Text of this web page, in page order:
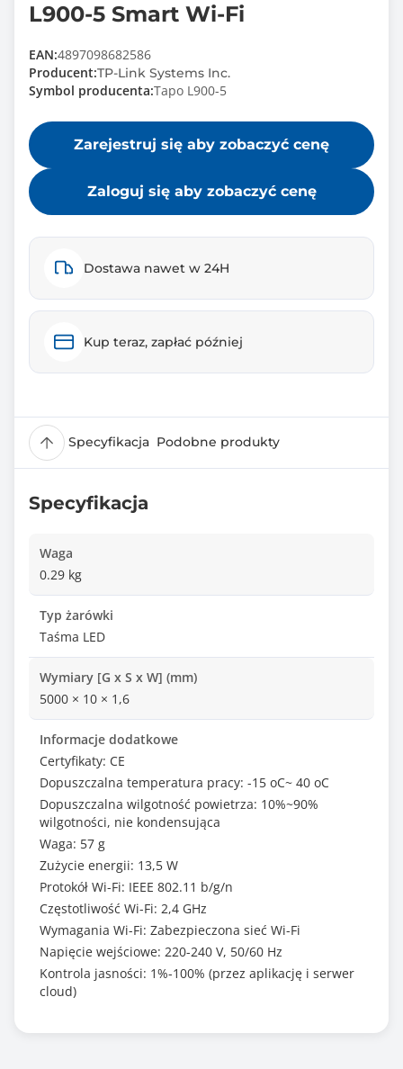
L900-5 Smart Wi-Fi
EAN:4897098682586
Producent:TP-Link Systems Inc.
Symbol producenta:Tapo L900-5
Zarejestruj się aby zobaczyć cenę
Zaloguj się aby zobaczyć cenę
Dostawa nawet w 24H
Kup teraz, zapłać później
Specyfikacja Podobne produkty
Specyfikacja
Waga
0.29 kg
Typ żarówki
Taśma LED
Wymiary [G x S x W] (mm)
5000 × 10 × 1,6
Informacje dodatkowe
Certyfikaty: CE
Dopuszczalna temperatura pracy: -15 oC~ 40 oC
Dopuszczalna wilgotność powietrza: 10%~90%
wilgotności, nie kondensująca
Waga: 57 g
Zużycie energii: 13,5 W
Protokół Wi-Fi: IEEE 802.11 b/g/n
Częstotliwość Wi-Fi: 2,4 GHz
Wymagania Wi-Fi: Zabezpieczona sieć Wi-Fi
Napięcie wejściowe: 220-240 V, 50/60 Hz
Kontrola jasności: 1%-100% (przez aplikację i serwer
cloud)